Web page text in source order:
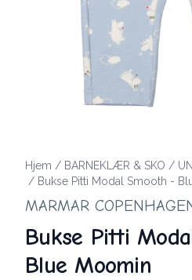
Hjem / BARNEKLÆR & SKO /
/ Bukse Pitti Modal Smooth -
MARMAR
Bukse Pitti
Blue Moomin